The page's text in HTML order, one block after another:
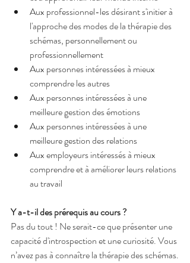
Aux professionnel-les désirant s'initier à
l'approche des modes de la thérapie des
schémas, personnellement ou
professionnellement
Aux personnes intéressées à mieux
comprendre les autres
Aux personnes intéressées à une
meilleure gestion des émotions
Aux personnes intéressées à une
meilleure gestion des relations
Aux employeurs intéressés à mieux
comprendre et à améliorer leurs relations
au travail
Y a-t-il des prérequis au cours ?
Pas du tout ! Ne serait-ce que présenter une
capacité d'introspection et une curiosité. Vous
n’avez pas à connaître la thérapie des schémas.